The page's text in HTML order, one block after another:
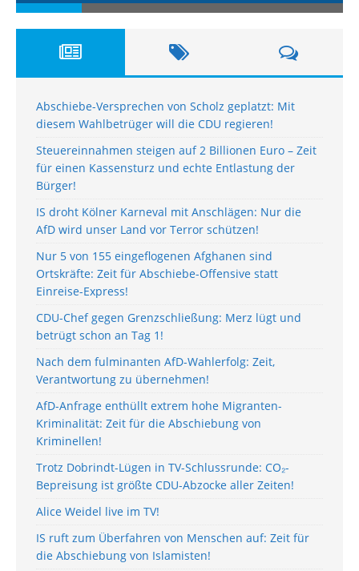
Abschiebe-Versprechen von Scholz geplatzt: Mit
diesem Wahlbetrüger will die CDU regieren!
Steuereinnahmen steigen auf 2 Billionen Euro – Zeit
für einen Kassensturz und echte Entlastung der
Bürger!
IS droht Kölner Karneval mit Anschlägen: Nur die
AfD wird unser Land vor Terror schützen!
Nur 5 von 155 eingeflogenen Afghanen sind
Ortskräfte: Zeit für Abschiebe-Offensive statt
Einreise-Express!
CDU-Chef gegen Grenzschließung: Merz lügt und
betrügt schon an Tag 1!
Nach dem fulminanten AfD-Wahlerfolg: Zeit,
Verantwortung zu übernehmen!
AfD-Anfrage enthüllt extrem hohe Migranten-
Kriminalität: Zeit für die Abschiebung von
Kriminellen!
Trotz Dobrindt-Lügen in TV-Schlussrunde: CO₂-
Bepreisung ist größte CDU-Abzocke aller Zeiten!
Alice Weidel live im TV!
IS ruft zum Überfahren von Menschen auf: Zeit für
die Abschiebung von Islamisten!